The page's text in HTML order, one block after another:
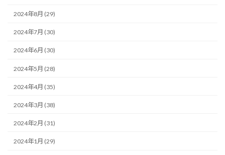
2024年8月 (29)
2024年7月 (30)
2024年6月 (30)
2024年5月 (28)
2024年4月 (35)
2024年3月 (38)
2024年2月 (31)
2024年1月 (29)